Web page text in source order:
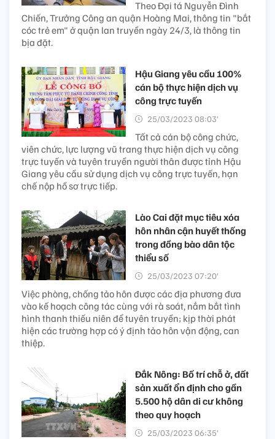
Theo Đại tá Nguyễn Đình
Chiến, Trưởng Công an quận Hoàng Mai, thông tin "bắt
cóc trẻ em" ở quận lan truyền ngày 24/3, là thông tin
bịa đặt.
Hậu Giang yêu cầu 100%
cán bộ thực hiện dịch vụ
công trực tuyến
25/03/2023 08:03’
Tất cả cán bộ công chức,
viên chức, lực lượng vũ trang thực hiện dịch vụ công
trực tuyến và tuyên truyền người thân được tỉnh Hậu
Giang yêu cầu sử dụng dịch vụ công trực tuyến, hạn
chế nộp hồ sơ trực tiếp.
Lào Cai đặt mục tiêu xóa
hôn nhân cận huyết thống
trong đồng bào dân tộc
thiểu số
25/03/2023 07:20’
Việc phòng, chống tảo hôn được các địa phương đưa
vào kế hoạch công tác cùng với rà soát, nắm bắt tình
hình thanh thiếu niên để tuyên truyền; kịp thời phát
hiện các trường hợp có ý định tảo hôn vận động, can
thiệp.
Đắk Nông: Bố trí chỗ ở, đất
sản xuất ổn định cho gần
5.500 hộ dân di cư không
theo quy hoạch
25/03/2023 06:35’